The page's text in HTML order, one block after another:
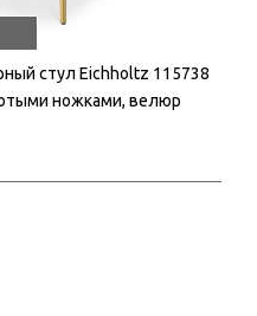
стул Eichholtz 115738
ножками, велюр